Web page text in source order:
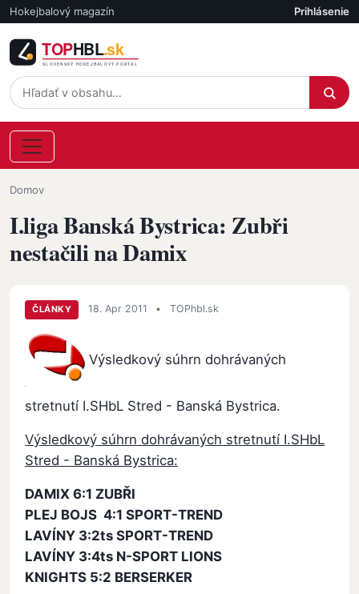
Skočiť na hlavný obsah
Hokejbalový magazín Účet
Prihlásenie
Omrvinka
Domov
I.liga Banská Bystrica: Zubři
nestačili na Damix
ČLÁNKY 18. Apr 2011 • TOPhbl.sk
Výsledkový súhrn dohrávaných
stretnutí I.SHbL Stred - Banská Bystrica.
Výsledkový súhrn dohrávaných stretnutí I.SHbL
Stred - Banská Bystrica:
DAMIX 6:1 ZUBŘI
PLEJ BOJS 4:1 SPORT-TREND
LAVÍNY 3:2ts SPORT-TREND
LAVÍNY 3:4ts N-SPORT LIONS
KNIGHTS 5:2 BERSERKER